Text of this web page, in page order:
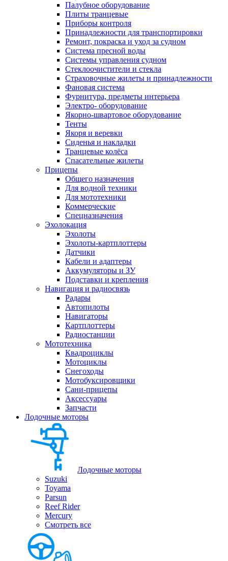
Палубное оборудование
Плиты транцевые
Приборы контроля
Принадлежности для транспортировки
Ремонт, покраска и уход за судном
Система пресной воды
Системы управления судном
Стеклоочистители и стекла
Страховочные жилеты и принадлежности
Фановая система
Фурнитура, предметы интерьера
Электро- оборудование
Якорно-швартовое оборудование
Тенты
Якоря и веревки
Сиденья и накладки
Транцевые колёса
Спасательные жилеты
Прицепы
Общего назначения
Для водной техники
Для мототехники
Коммерческие
Спецназначения
Эхолокация
Эхолоты
Эхолоты-картплоттеры
Датчики
Кабели и адаптеры
Аккумуляторы и ЗУ
Подставки и крепления
Навигация и радиосвязь
Радары
Автопилоты
Навигаторы
Картплоттеры
Радиостанции
Мототехника
Квадроциклы
Мотоциклы
Снегоходы
Мотобуксировщики
Сани-прицепы
Аксессуары
Запчасти
Лодочные моторы
Лодочные моторы
Suzuki
Toyama
Parsun
Reef Rider
Mercury
Смотреть все